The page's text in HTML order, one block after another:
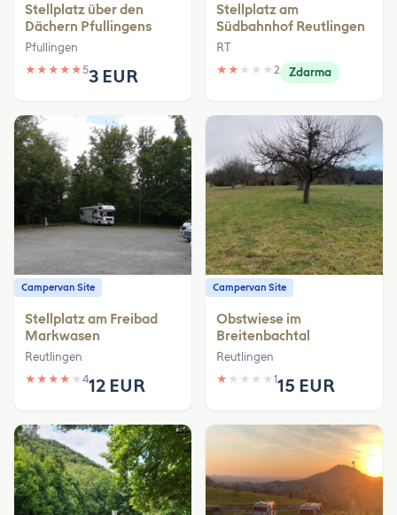
Stellplatz über den
Dächern Pfullingens
Pfullingen
★ ★ ★ ★ ★53 EUR
Stellplatz am
Südbahnhof Reutlingen
RT
★ ★ ★ ★ ★ 2 Zdarma
Campervan Site
Stellplatz am Freibad
Markwasen
Reutlingen
★ ★ ★ ★ ★ 412 EUR
Campervan Site
Obstwiese im
Breitenbachtal
Reutlingen
★ ★ ★ ★ ★ 115 EUR